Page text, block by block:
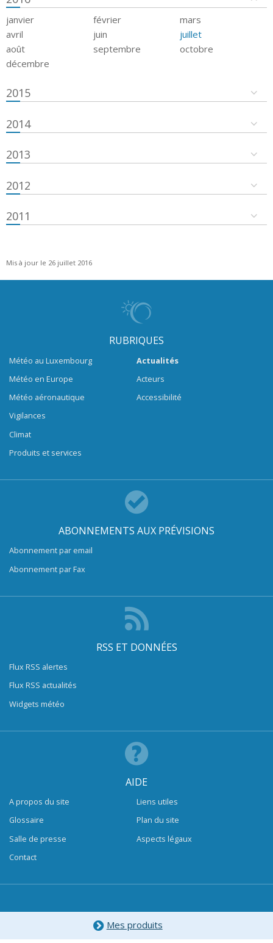
janvier février
mars
avril
juin
juillet
août
septembre
octobre
décembre
2015
2014
2013
2012
2011
Mis à jour le 26 juillet 2016
RUBRIQUES
Météo au Luxembourg
Météo en Europe
Météo aéronautique
Vigilances
Climat
Produits et services
Actualités
Acteurs
Accessibilité
ABONNEMENTS AUX PRÉVISIONS
Abonnement par email
Abonnement par Fax
RSS ET DONNÉES
Flux RSS alertes
Flux RSS actualités
Widgets météo
AIDE
A propos du site
Glossaire
Salle de presse
Contact
Liens utiles
Plan du site
Aspects légaux
Mes produits